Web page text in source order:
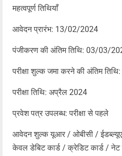
महत्वपूर्ण तिथियाँ
आवेदन प्रारंभ: 13/02/2024
पंजीकरण की अंतिम तिथि: 03/03/
परीक्षा शुल्क जमा करने की अंतिम
परीक्षा तिथि: अप्रैल 2024
प्रवेश पत्र उपलब्ध: परीक्षा से पहले
आवेदन शुल्क यूआर / ओबीसी /
केवल डेबिट कार्ड / क्रेडिट कार्ड /